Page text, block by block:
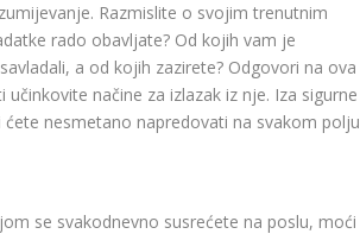
Razmislite o svojim trenutnim
rado obavljate? Od kojih vam je
a od kojih zazirete? Odgovori na ova
načine za izlazak iz nje. Iza sigurne
nesmetano napredovati na svakom
se svakodnevno susrećete na poslu, moći